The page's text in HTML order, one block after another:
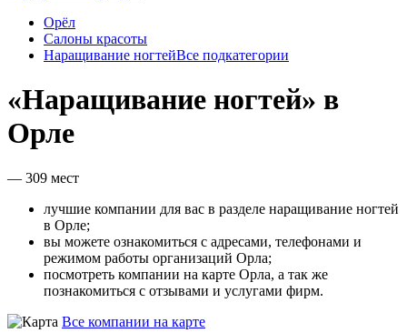
Орёл
Салоны красоты
Наращивание ногтейВсе подкатегории
«Наращивание ногтей» в
Орле
— 309 мест
лучшие компании для вас в разделе наращивание ногтей
в Орле;
вы можете ознакомиться с адресами, телефонами и
режимом работы организаций Орла;
посмотреть компании на карте Орла, а так же
познакомиться с отзывами и услугами фирм.
Все компании на карте